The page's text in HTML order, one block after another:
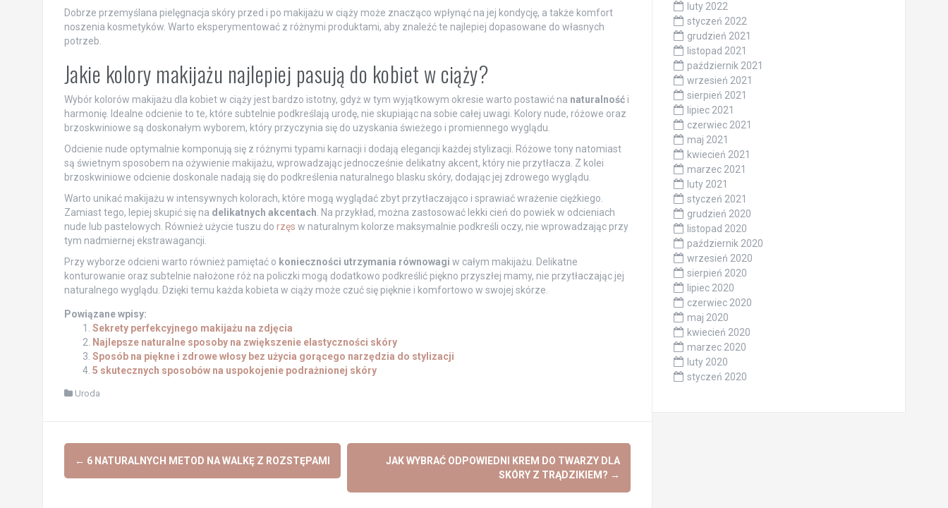
Dobrze przemyślana pielęgnacja skóry przed i po makijażu w ciąży może znacząco wpłynąć na jej kondycję, a także komfort
noszenia kosmetyków. Warto eksperymentować z różnymi produktami, aby znaleźć te najlepiej dopasowane do własnych
potrzeb.
Jakie kolory makijażu najlepiej pasują do kobiet w ciąży?
Wybór kolorów makijażu dla kobiet w ciąży jest bardzo istotny, gdyż w tym wyjątkowym okresie warto postawić na naturalnośći
harmonię. Idealne odcienie to te, które subtelnie podkreślają urodę, nie skupiając na sobie całej uwagi. Kolory nude, różowe oraz
brzoskwiniowe są doskonałym wyborem, który przyczynia się do uzyskania świeżego i promiennego wyglądu.
Odcienie nude optymalnie komponują się z różnymi typami karnacji i dodają elegancji każdej stylizacji. Różowe tony natomiast
są świetnym sposobem na ożywienie makijażu, wprowadzając jednocześnie delikatny akcent, który nie przytłacza. Z kolei
brzoskwiniowe odcienie doskonale nadają się do podkreślenia naturalnego blasku skóry, dodając jej zdrowego wyglądu.
Warto unikać makijażu w intensywnych kolorach, które mogą wyglądać zbyt przytłaczająco i sprawiać wrażenie ciężkiego.
Zamiast tego, lepiej skupić się na delikatnych akcentach . Na przykład, można zastosować lekki cień do powiek w odcieniach
nude lub pastelowych. Również użycie tuszu do rzęs w naturalnym kolorze maksymalnie podkreśli oczy, nie wprowadzając przy
tym nadmiernej ekstrawagancji.
Przy wyborze odcieni warto również pamiętać o konieczności utrzymania równowagi w całym makijażu. Delikatne
konturowanie oraz subtelnie nałożone róż na policzki mogą dodatkowo podkreślić piękno przyszłej mamy, nie przytłaczając jej
naturalnego wyglądu. Dzięki temu każda kobieta w ciąży może czuć się pięknie i komfortowo w swojej skórze.
Powiązane wpisy:
Sekrety perfekcyjnego makijażu na zdjęcia
Najlepsze naturalne sposoby na zwiększenie elastyczności skóry
Sposób na piękne i zdrowe włosy bez użycia gorącego narzędzia do stylizacji
5 skutecznych sposobów na uspokojenie podrażnionej skóry
Uroda
Post
navigation
← 6 NATURALNYCH METOD NA WALKĘ Z ROZSTĘPAMI
JAK WYBRAĆ ODPOWIEDNI KREM DO TWARZY DLA
SKÓRY Z TRĄDZIKIEM? →
luty 2022
styczeń 2022
grudzień 2021
listopad 2021
październik 2021
wrzesień 2021
sierpień 2021
lipiec 2021
czerwiec 2021
maj 2021
kwiecień 2021
marzec 2021
luty 2021
styczeń 2021
grudzień 2020
listopad 2020
październik 2020
wrzesień 2020
sierpień 2020
lipiec 2020
czerwiec 2020
maj 2020
kwiecień 2020
marzec 2020
luty 2020
styczeń 2020